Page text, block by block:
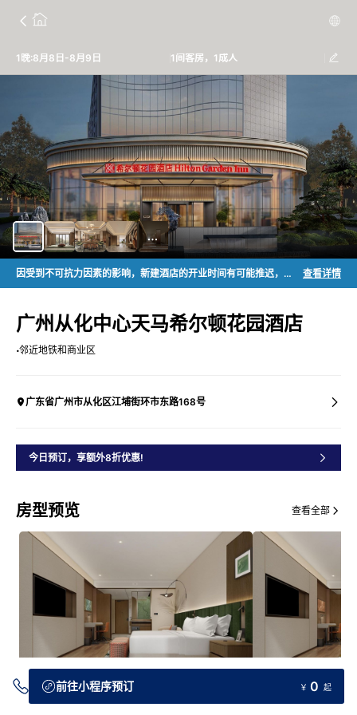
1晚:8月8日-8月9日 1间客房，1成人
因受到不可抗力因素的影响，新建酒店的开业时间有可能推迟，由此可能造成原有预订时间更改或取消从而影响到您的行程。在预订新建酒店（通常标注为“即将开业酒店”）的产品时或进一步地计划您的行程之前，请您充分注意到该等延迟开业的风险，事先与您的入住酒店联系，了解酒店预售产品的取消政策，以免不必要的损失。祝您拥有一个愉快的希尔顿之旅！ 查看详情
广州从化中心天马希尔顿花园酒店
邻近地铁和商业区
广东省广州市从化区江埔街环市东路168号
今日预订，享额外8折优惠!
房型预览 查看全部
前往小程序预订 ￥ 0 起